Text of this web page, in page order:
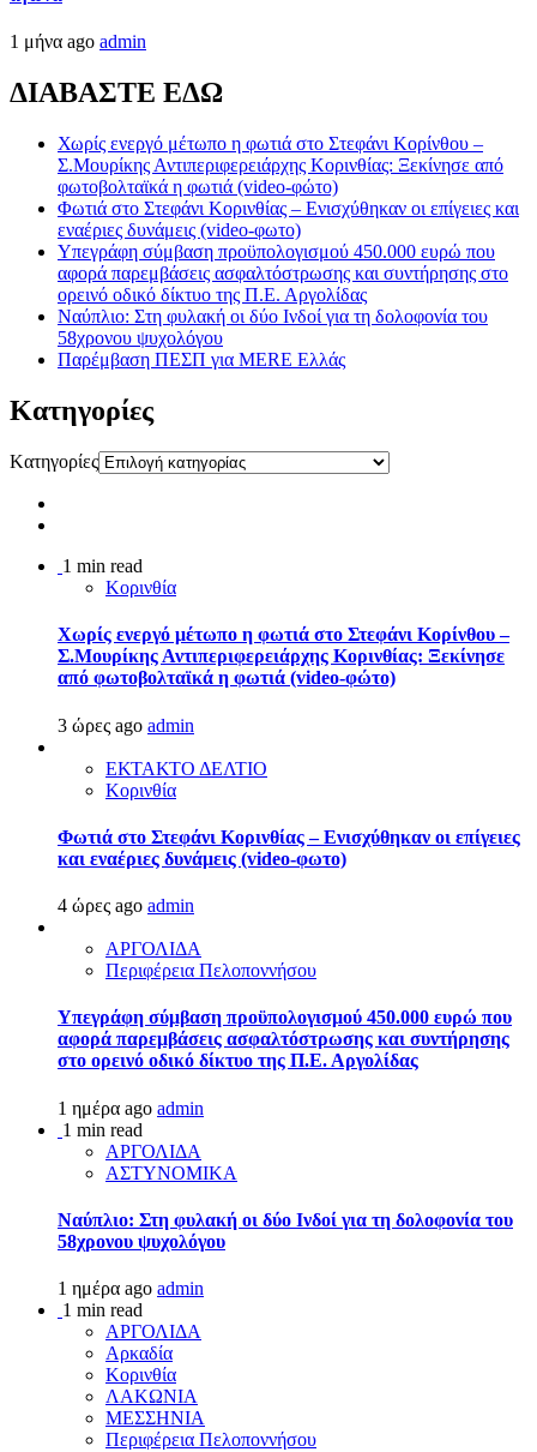
1 μήνα ago admin
ΔΙΑΒΑΣΤΕ ΕΔΩ
Χωρίς ενεργό μέτωπο η φωτιά στο Στεφάνι Κορίνθου –
Σ.Μουρίκης Αντιπεριφερειάρχης Κορινθίας: Ξεκίνησε από
φωτοβολταϊκά η φωτιά (video-φώτο)
Φωτιά στο Στεφάνι Κορινθίας – Ενισχύθηκαν οι επίγειες και
εναέριες δυνάμεις (video-φωτο)
Υπεγράφη σύμβαση προϋπολογισμού 450.000 ευρώ που
αφορά παρεμβάσεις ασφαλτόστρωσης και συντήρησης στο
ορεινό οδικό δίκτυο της Π.Ε. Αργολίδας
Ναύπλιο: Στη φυλακή οι δύο Ινδοί για τη δολοφονία του
58χρονου ψυχολόγου
Παρέμβαση ΠΕΣΠ για MERE Ελλάς
Kατηγορίες
Kατηγορίες
1 min read
Κορινθία
Χωρίς ενεργό μέτωπο η φωτιά στο Στεφάνι Κορίνθου –
Σ.Μουρίκης Αντιπεριφερειάρχης Κορινθίας: Ξεκίνησε
από φωτοβολταϊκά η φωτιά (video-φώτο)
3 ώρες ago admin
ΕΚΤΑΚΤΟ ΔΕΛΤΙΟ
Κορινθία
Φωτιά στο Στεφάνι Κορινθίας – Ενισχύθηκαν οι επίγειες
και εναέριες δυνάμεις (video-φωτο)
4 ώρες ago admin
ΑΡΓΟΛΙΔΑ
Περιφέρεια Πελοποννήσου
Υπεγράφη σύμβαση προϋπολογισμού 450.000 ευρώ που
αφορά παρεμβάσεις ασφαλτόστρωσης και συντήρησης
στο ορεινό οδικό δίκτυο της Π.Ε. Αργολίδας
1 ημέρα ago admin
1 min read
ΑΡΓΟΛΙΔΑ
ΑΣΤΥΝΟΜΙΚΑ
Ναύπλιο: Στη φυλακή οι δύο Ινδοί για τη δολοφονία του
58χρονου ψυχολόγου
1 ημέρα ago admin
1 min read
ΑΡΓΟΛΙΔΑ
Αρκαδία
Κορινθία
ΛΑΚΩΝΙΑ
ΜΕΣΣΗΝΙΑ
Περιφέρεια Πελοποννήσου